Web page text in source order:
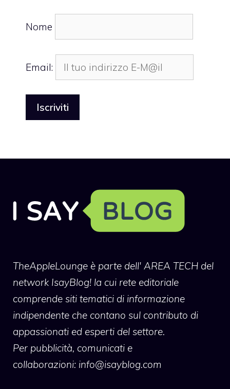
Nome
Email:
TheAppleLounge è parte dell' AREA TECH del
network IsayBlog! la cui rete editoriale
comprende siti tematici di informazione
indipendente che contano sul contributo di
appassionati ed esperti del settore.
Per pubblicità, comunicati e
collaborazioni: info@isayblog.com